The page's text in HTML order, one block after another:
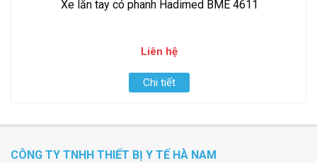
​​​​​​​Xe lăn tay có phanh Hadimed BME 4611
Liên hệ
Chi tiết
CÔNG TY TNHH THIẾT BỊ Y TẾ HÀ NAM